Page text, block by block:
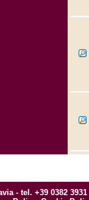
- tel. +39 0382